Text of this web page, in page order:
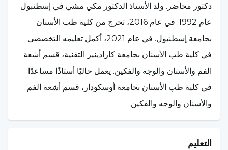
دكتور محاضر. ولد الأستاذ الدكتور مكي مشي في إسطنبول
عام 1992. في عام 2016، تخرج من كلية طب الأسنان
بجامعة إسطنبول. في عام 2021، أكمل تعليمه التخصصي
في كلية طب الأسنان بجامعة كارادينيز التقنية، قسم أشعة
الفم والأسنان والوجه والفكين. يعمل حاليًا أستاذًا مساعدًا
في كلية طب الأسنان بجامعة أوسكودار، قسم أشعة الفم
والأسنان والوجه والفكين.
التعليم